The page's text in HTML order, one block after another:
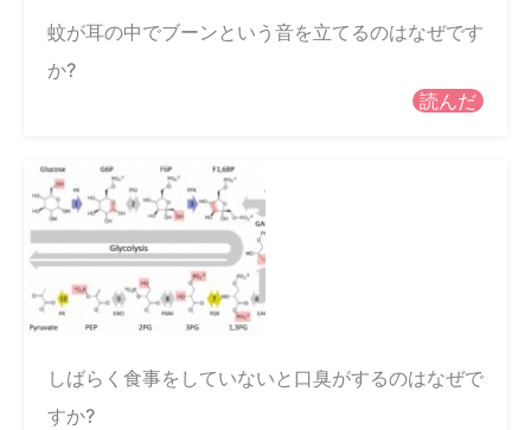
蚊が耳の中でブーンという音を立てるのはなぜです
か?
読んだ
しばらく食事をしていないと口臭がするのはなぜで
すか?